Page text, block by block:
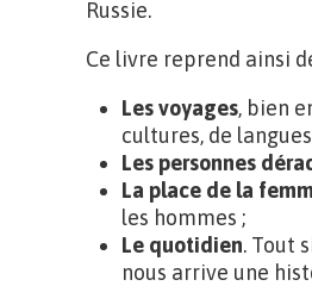
Russie.
Ce livre reprend ainsi
Les voyages, bien
cultures, de
Les personnes
La place de la
les hommes ;
Le quotidien. Tout
nous arrive une